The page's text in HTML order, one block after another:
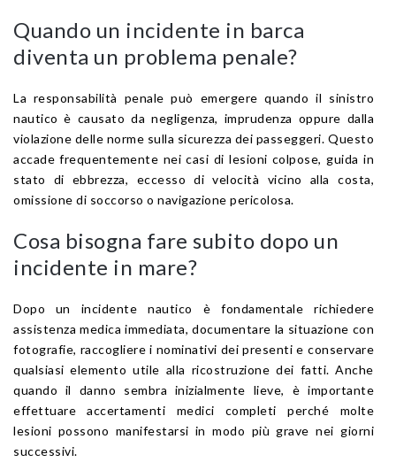
Quando un incidente in barca
diventa un problema penale?
La responsabilità penale può emergere quando il sinistro
nautico è causato da negligenza, imprudenza oppure dalla
violazione delle norme sulla sicurezza dei passeggeri. Questo
accade frequentemente nei casi di lesioni colpose, guida in
stato di ebbrezza, eccesso di velocità vicino alla costa,
omissione di soccorso o navigazione pericolosa.
Cosa bisogna fare subito dopo un
incidente in mare?
Dopo un incidente nautico è fondamentale richiedere
assistenza medica immediata, documentare la situazione con
fotografie, raccogliere i nominativi dei presenti e conservare
qualsiasi elemento utile alla ricostruzione dei fatti. Anche
quando il danno sembra inizialmente lieve, è importante
effettuare accertamenti medici completi perché molte
lesioni possono manifestarsi in modo più grave nei giorni
successivi.